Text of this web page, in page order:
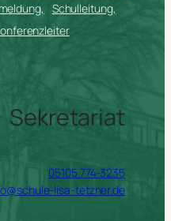
Schulleitung
Sekretariat
05105.774-3235
lisa-tetzner.de